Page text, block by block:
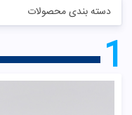
دسته بندی محصولات
1